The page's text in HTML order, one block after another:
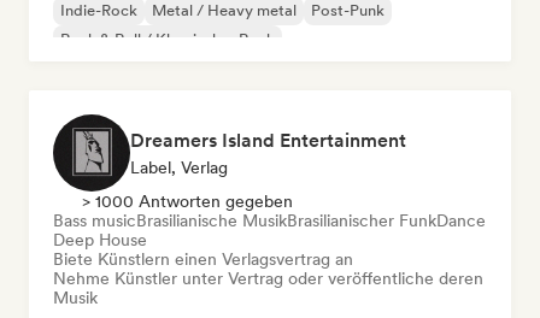
Indie-Rock
Metal / Heavy metal
Post-Punk
Rock & Roll / Klassischer Rock
Dreamers Island Entertainment
Label, Verlag
> 1000 Antworten gegeben
Bass musicBrasilianische MusikBrasilianischer FunkDance
Deep House
Biete Künstlern einen Verlagsvertrag an
Nehme Künstler unter Vertrag oder veröffentliche deren
Musik